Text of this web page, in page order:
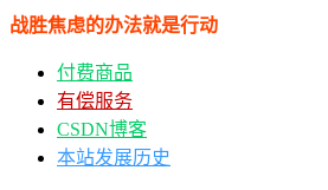
战胜焦虑的办法就是行动
付费商品
有偿服务
CSDN博客
本站发展历史